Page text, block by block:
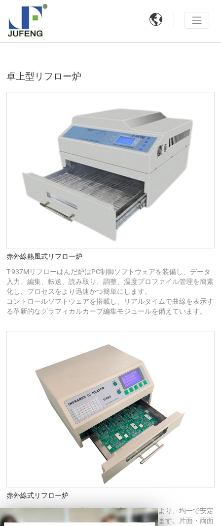

卓上型リフロー炉
赤外線熱風式リフロー炉
T-937Mリフローはんだ炉はPC制御ソフトウェアを装備し、データ
入力、編集、転送、読み取り、調整、温度プロファイル管理を簡素
化し、プロセスをより迅速かつ簡単にします。
コントロールソフトウェアを搭載し、リアルタイムで曲線を表示す
る革新的なグラフィカルカーブ編集モジュールを備えています。
赤外線式リフロー炉
T-962赤外線式リフロー炉は、PID温度制御技術により、均一で安定
した加熱を実現し、過熱などのはんだ不良を避けます。片面・両面